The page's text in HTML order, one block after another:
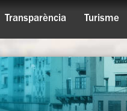
Transparència Turisme